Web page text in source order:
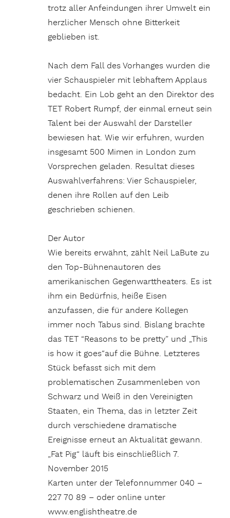
trotz aller Anfeindungen ihrer Umwelt ein
herzlicher Mensch ohne Bitterkeit
geblieben ist.
Nach dem Fall des Vorhanges wurden die
vier Schauspieler mit lebhaftem Applaus
bedacht. Ein Lob geht an den Direktor des
TET Robert Rumpf, der einmal erneut sein
Talent bei der Auswahl der Darsteller
bewiesen hat. Wie wir erfuhren, wurden
insgesamt 500 Mimen in London zum
Vorsprechen geladen. Resultat dieses
Auswahlverfahrens: Vier Schauspieler,
denen ihre Rollen auf den Leib
geschrieben schienen.
Der Autor
Wie bereits erwähnt, zählt Neil LaBute zu
den Top-Bühnenautoren des
amerikanischen Gegenwarttheaters. Es ist
ihm ein Bedürfnis, heiße Eisen
anzufassen, die für andere Kollegen
immer noch Tabus sind. Bislang brachte
das TET “Reasons to be pretty” und „This
is how it goes“auf die Bühne. Letzteres
Stück befasst sich mit dem
problematischen Zusammenleben von
Schwarz und Weiß in den Vereinigten
Staaten, ein Thema, das in letzter Zeit
durch verschiedene dramatische
Ereignisse erneut an Aktualität gewann.
„Fat Pig“ läuft bis einschließlich 7.
November 2015
Karten unter der Telefonnummer 040 –
227 70 89 – oder online unter
www.englishtheatre.de